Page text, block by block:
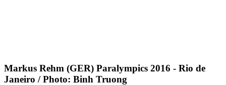
Markus Rehm (GER) Paralympics 2016 - Rio de
Janeiro / Photo: Binh Truong